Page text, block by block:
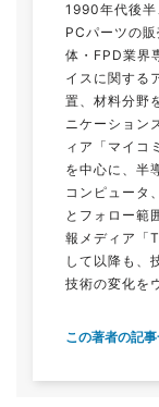
1990年代後半
PCパーツの
体・FPD業界
イスに関する
置、材料分野
ニケーション
ィア「マイコ
を中心に、半
コンピュータ
とフォロー範
報メディア「
して以降も、
技術の変化を
この著者の記